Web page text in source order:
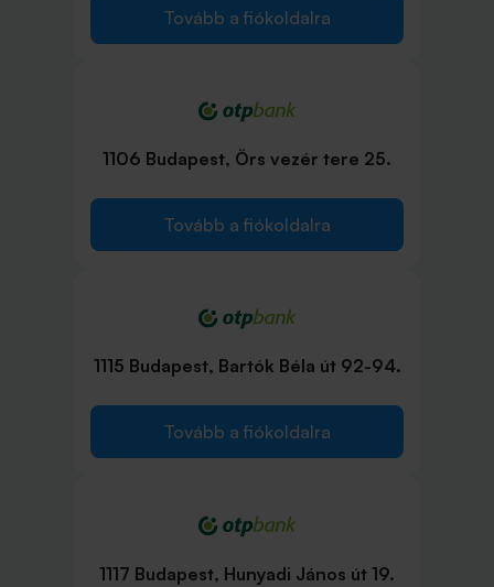
Tovább a fiókoldalra
1106 Budapest, Örs vezér tere 25.
Tovább a fiókoldalra
1115 Budapest, Bartók Béla út 92-94.
Tovább a fiókoldalra
1117 Budapest, Hunyadi János út 19.